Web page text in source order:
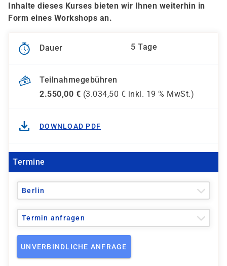
Inhalte dieses Kurses bieten wir Ihnen weiterhin in
Form eines Workshops an.
Dauer 5 Tage
Teilnahmegebühren
2.550,00 € (3.034,50 € inkl. 19 % MwSt.)
DOWNLOAD PDF
Termine
Berlin
Termin anfragen
UNVERBINDLICHE ANFRAGE